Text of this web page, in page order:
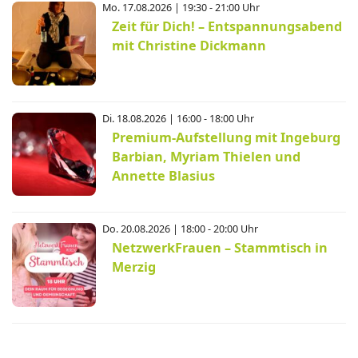
Mo. 17.08.2026 | 19:30 - 21:00 Uhr
Zeit für Dich! – Entspannungsabend
mit Christine Dickmann
Di. 18.08.2026 | 16:00 - 18:00 Uhr
Premium-Aufstellung mit Ingeburg
Barbian, Myriam Thielen und
Annette Blasius
Do. 20.08.2026 | 18:00 - 20:00 Uhr
NetzwerkFrauen – Stammtisch in
Merzig